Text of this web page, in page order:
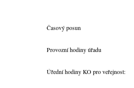
Časový posun
Provozní hodiny úřadu
Úřední hodiny KO pro veřejnost: